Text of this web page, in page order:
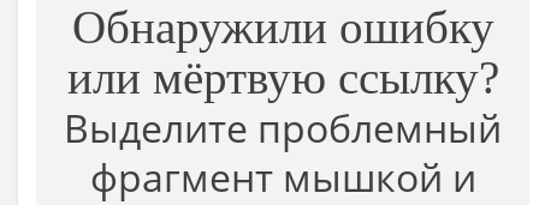
Обнаружили ошибку
или мёртвую ссылку?
Выделите проблемный
фрагмент мышкой и